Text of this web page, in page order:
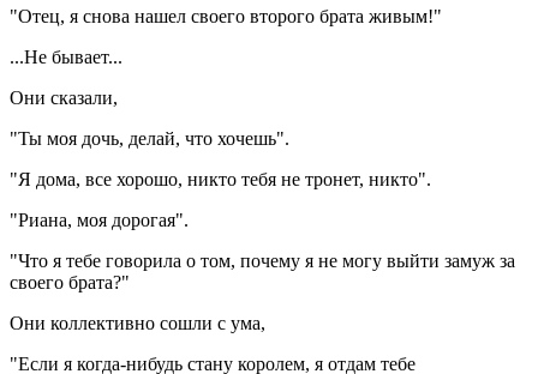
"Отец, я снова нашел своего второго брата живым!"
...Не бывает...
Они сказали,
"Ты моя дочь, делай, что хочешь".
"Я дома, все хорошо, никто тебя не тронет, никто".
"Риана, моя дорогая".
"Что я тебе говорила о том, почему я не могу выйти замуж за
своего брата?"
Они коллективно сошли с ума,
"Если я когда-нибудь стану королем, я отдам тебе